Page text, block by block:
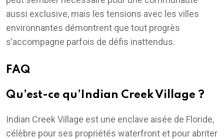
aussi exclusive, mais les tensions avec les villes
environnantes démontrent que tout progrès
s’accompagne parfois de défis inattendus.
FAQ
Qu’est-ce qu’Indian Creek Village ?
Indian Creek Village est une enclave aisée de Floride,
célèbre pour ses propriétés waterfront et pour abriter